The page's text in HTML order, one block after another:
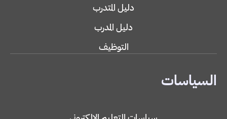
دليل المتدرب
دليل المدرب
التوظيف
السياسات